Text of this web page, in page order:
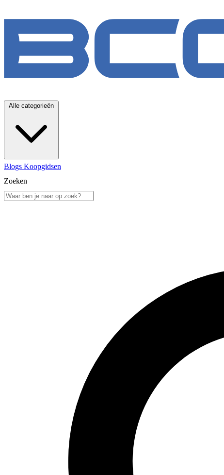
Alle categorieën
Blogs Koopgidsen
Zoeken